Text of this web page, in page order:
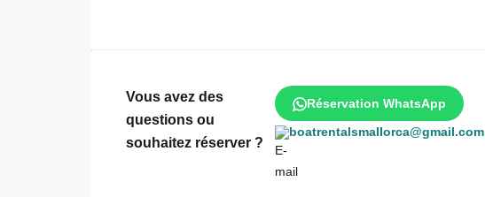
Vous avez des
questions ou
souhaitez réserver ?
Réservation WhatsApp
boatrentalsmallorca@gmail.com